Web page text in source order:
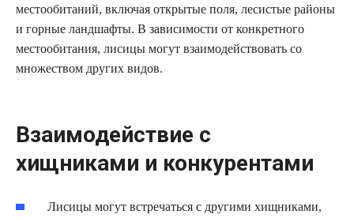
местообитаний, включая открытые поля, лесистые районы
и горные ландшафты. В зависимости от конкретного
местообитания, лисицы могут взаимодействовать со
множеством других видов.
Взаимодействие с
хищниками и конкурентами
Лисицы могут встречаться с другими хищниками,